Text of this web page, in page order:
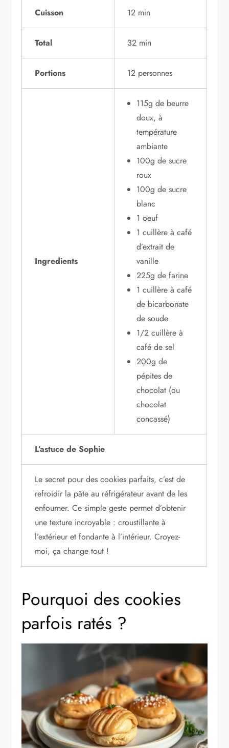
Cuisson 12 min
Total 32 min
Portions 12 personnes
Ingredients
115g de beurre
doux, à
température
ambiante
100g de sucre
roux
100g de sucre
blanc
1 oeuf
1 cuillère à café
d’extrait de
vanille
225g de farine
1 cuillère à café
de bicarbonate
de soude
1/2 cuillère à
café de sel
200g de
pépites de
chocolat (ou
chocolat
concassé)
L’astuce de Sophie
Le secret pour des cookies parfaits, c’est de
refroidir la pâte au réfrigérateur avant de les
enfourner. Ce simple geste permet d’obtenir
une texture incroyable : croustillante à
l’extérieur et fondante à l’intérieur. Croyez-
moi, ça change tout !
Pourquoi des cookies
parfois ratés ?